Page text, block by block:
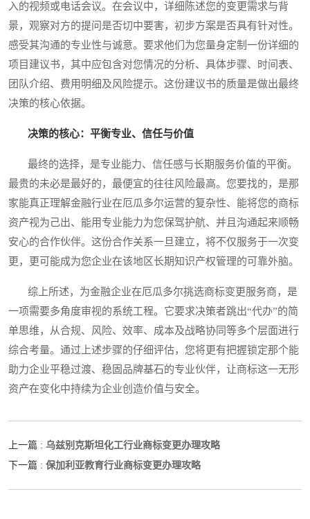
入的视频或电话会议。在会议中，详细陈述您的变更需求与背
景，观察对方的提问是否切中要害，初步方案是否具有针对性。
感受其沟通的专业性与诚意。要求他们为您量身定制一份详细的
项目建议书，其中应包含对您情况的分析、具体步骤、时间表、
团队介绍、费用明细及风险提示。这份建议书的质量是做出最终
决策的核心依据。
决策的核心：平衡专业、信任与价值
最终的选择，是专业能力、信任感与长期服务价值的平衡。
最贵的未必是最好的，最便宜的往往风险最高。您要找的，是那
家能真正理解金融行业在厄瓜多尔运营的复杂性、能将您的商标
资产视为己出、能用专业能力为您保驾护航、并且沟通起来顺畅
安心的合作伙伴。这份合作关系一旦建立，将不仅服务于一次变
更，更可能成为您企业在该地区长期知识产权管理的可靠外脑。
综上所述，为金融企业在厄瓜多尔挑选商标变更服务商，是
一项需要多角度审视的系统工程。它要求决策者跳出“代办”的简
单思维，从合规、风险、效率、成本及战略协同等多个层面进行
综合考量。通过上述步骤的仔细评估，您将更有把握锁定那个能
助力企业平稳过渡、稳固品牌基石的专业伙伴，让商标这一无形
资产在变化中持续为企业创造价值与安全。
上一篇 : 乌兹别克斯坦化工行业商标变更办理攻略
下一篇 : 保加利亚教育行业商标变更办理攻略